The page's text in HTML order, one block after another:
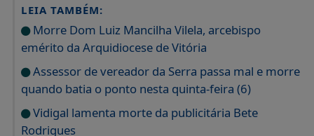
LEIA TAMBÉM:
Morre Dom Luiz Mancilha Vilela, arcebispo
emérito da Arquidiocese de Vitória
Assessor de vereador da Serra passa mal e morre
quando batia o ponto nesta quinta-feira (6)
Vidigal lamenta morte da publicitária Bete
Rodrigues